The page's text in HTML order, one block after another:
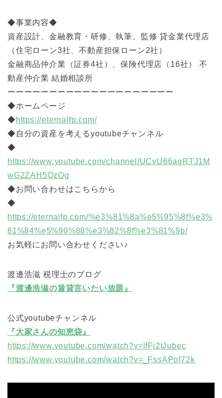
◆事業内容◆
資産設計、金融教育・研修、執筆、監修 貸金業代理店
（住宅ローン3社、不動産担保ローン2社）
金融商品仲介業（証券4社）、保険代理店（16社） 不
動産仲介業 結婚相談所
ーーーーーーーーーーーーーーーーーーーー
◆ホームページ
◆https://eternalfp.com/
◆自分の資産を考えるyoutubeチャンネル
◆
https://www.youtube.com/channel/UCvU66agRTJ1M
wG2ZAH5QzOg
◆お問い合わせはこちらから
◆
https://eternalfp.com/%e3%81%8a%e5%95%8f%e3%
81%84%e5%90%88%e3%82%8f%e3%81%9b/
お気軽にお問い合わせください♪
渡邊浩滋 税理士のブログ
『渡邊浩滋の賃貸言いたい放題』
公式youtubeチャンネル
『大家さんの知恵袋』
https://www.youtube.com/watch?v=lfFj2tJubec
https://www.youtube.com/watch?v=_FssAPof72k